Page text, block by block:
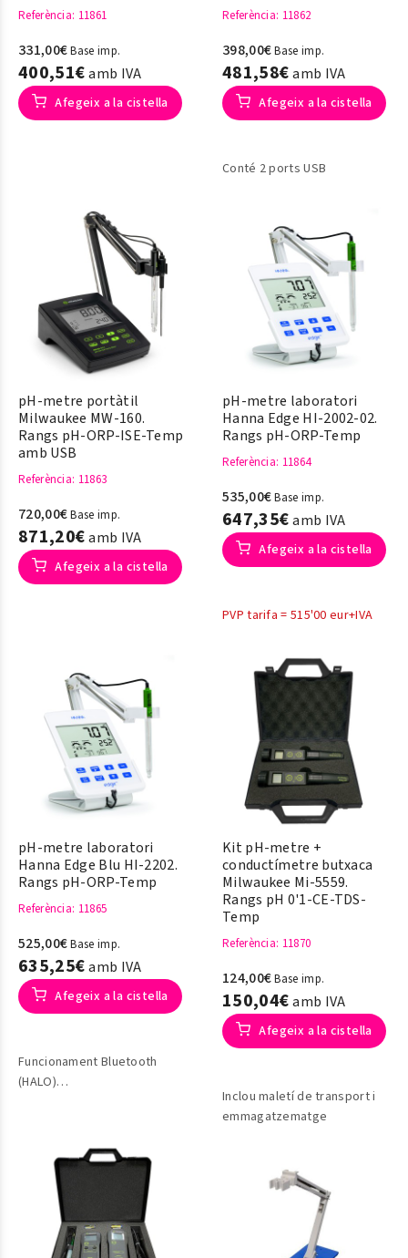
Referència: 11861
331,00€Base imp.
400,51€amb IVA
Afegeix a la cistella
Referència: 11862
398,00€Base imp.
481,58€amb IVA
Afegeix a la cistella
Conté 2 ports USB
pH-metre portàtil
Milwaukee MW-160.
Rangs pH-ORP-ISE-Temp
amb USB
Referència: 11863
720,00€Base imp.
871,20€amb IVA
Afegeix a la cistella
pH-metre laboratori
Hanna Edge HI-2002-02.
Rangs pH-ORP-Temp
Referència: 11864
535,00€Base imp.
647,35€amb IVA
Afegeix a la cistella
PVP tarifa = 515'00 eur+IVA
pH-metre laboratori
Hanna Edge Blu HI-2202.
Rangs pH-ORP-Temp
Referència: 11865
525,00€Base imp.
635,25€amb IVA
Afegeix a la cistella
Funcionament Bluetooth
(HALO)
Kit pH-metre +
conductímetre butxaca
Milwaukee Mi-5559.
Rangs pH 0'1-CE-TDS-
Temp
Referència: 11870
124,00€Base imp.
150,04€amb IVA
Afegeix a la cistella
Inclou maletí de transport i
emmagatzematge